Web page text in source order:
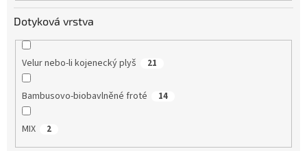
Dotyková vrstva
Velur nebo-li kojenecký plyš 21
Bambusovo-biobavlněné froté 14
MIX 2